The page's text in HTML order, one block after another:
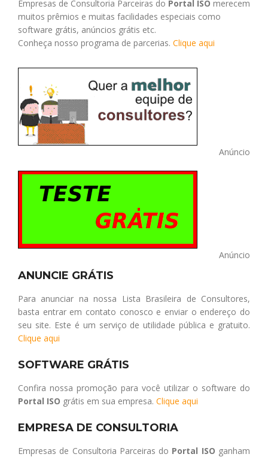
Empresas de Consultoria Parceiras do Portal ISO merecem
muitos prêmios e muitas facilidades especiais como
software grátis, anúncios grátis etc.
Conheça nosso programa de parcerias. Clique aqui
Anúncio
Anúncio
ANUNCIE GRÁTIS
Para anunciar na nossa Lista Brasileira de Consultores,
basta entrar em contato conosco e enviar o endereço do
seu site. Este é um serviço de utilidade pública e gratuito.
Clique aqui
SOFTWARE GRÁTIS
Confira nossa promoção para você utilizar o software do
Portal ISO grátis em sua empresa. Clique aqui
EMPRESA DE CONSULTORIA
Empresas de Consultoria Parceiras do Portal ISO ganham